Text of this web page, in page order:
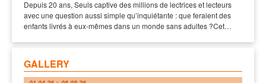
Depuis 20 ans, Seuls captive des millions de lectrices et lecteurs
avec une question aussi simple qu’inquiétante : que feraient des
enfants livrés à eux-mêmes dans un monde sans adultes ?Cet…
GALLERY